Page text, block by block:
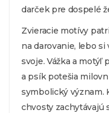
darček pre dospelé
Zvieracie motívy
na darovanie, lebo
svoje. Vážka a motýľ
a psík potešia
symbolický význam.
chvosty zachytávajú